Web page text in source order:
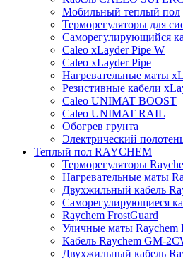
Мобильный теплый пол
Терморегуляторы для
Саморегулирующийся
Caleo xLayder Pipe W
Caleo xLayder Pipe
Нагревательные маты
Резистивные кабели
Caleo UNIMAT BOOST
Caleo UNIMAT RAIL
Обогрев грунта
Электрический
Теплый пол RAYCHEM
Терморегуляторы
Нагревательные маты
Двухжильный кабель
Саморегулирующиеся
Raychem FrostGuard
Уличные маты Raychem
Кабель Raychem GM-
Двухжильный кабель